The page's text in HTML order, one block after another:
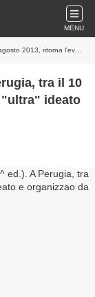
MENU
e organizzao da Filippo Poponesi
tra il 10
"ultra" ideato